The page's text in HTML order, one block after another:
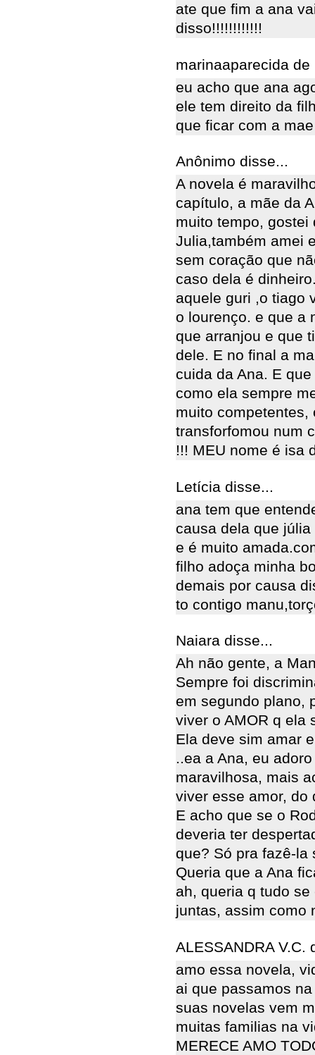
ate que fim a ana
disso!!!!!!!!!!!!
marinaaparecida
eu acho que ana
ele tem direito da
que ficar com a mae
Anônimo disse...
A novela é
capítulo, a mãe da
muito tempo, gostei
Julia,também amei
sem coração que
caso dela é
aquele guri ,o tiago
o lourenço. e que a
que arranjou e que
dele. E no final a
cuida da Ana. E
como ela sempre
muito
transforfomou num
!!! MEU nome é isa
Letícia disse...
ana tem que
causa dela que
e é muito
filho adoça minha
demais por causa
to contigo
Naiara disse...
Ah não gente, a
Sempre foi
em segundo plano,
viver o AMOR q ela
Ela deve sim amar
..ea a Ana, eu
maravilhosa, mais
viver esse amor, do
E acho que se o
deveria ter
que? Só pra fazê-la
Queria que a Ana
ah, queria q tudo
juntas, assim como
ALESSANDRA V.C.
amo essa novela,
ai que passamos
suas novelas vem
muitas familias na
MERECE AMO